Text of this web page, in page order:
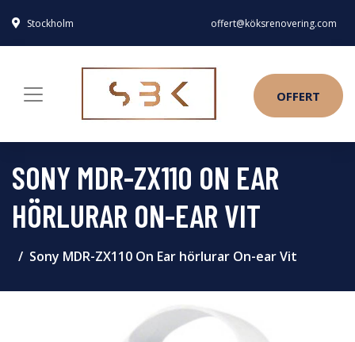
Stockholm offert@köksrenovering.com
OFFERT
SONY MDR-ZX110 ON EAR
HÖRLURAR ON-EAR VIT
Sony MDR-ZX110 On Ear hörlurar On-ear Vit